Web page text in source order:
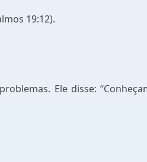
19:12).
Ele disse: